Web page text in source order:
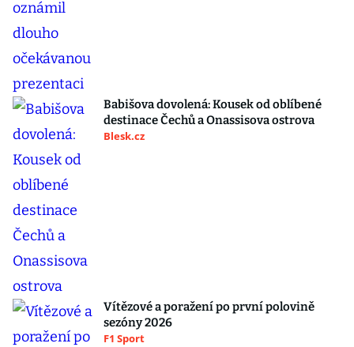
Babišova dovolená: Kousek od oblíbené
destinace Čechů a Onassisova ostrova
Blesk.cz
Vítězové a poražení po první polovině
sezóny 2026
F1 Sport